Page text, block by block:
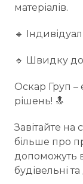
матеріалів.
🔹
🔹 Швидку
Оскар Груп –
рішень! 🔝
Завітайте на
більше про
допоможуть
будівельні